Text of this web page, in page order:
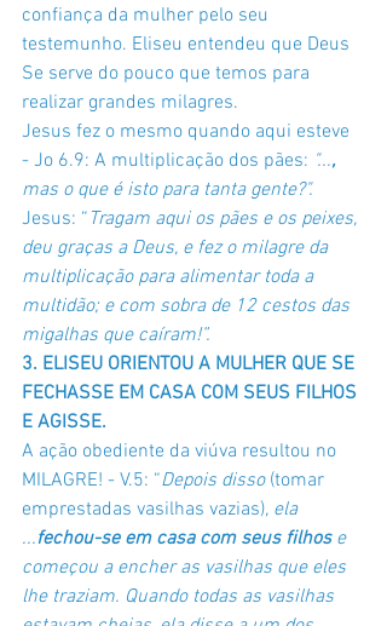
confiança da mulher pelo seu
testemunho. Eliseu entendeu que Deus
Se serve do pouco que temos para
realizar grandes milagres.
Jesus fez o mesmo quando aqui esteve
- Jo 6.9: A multiplicação dos pães: "...,
mas o que é isto para tanta gente?".
Jesus: “ Tragam aqui os pães e os peixes,
deu graças a Deus, e fez o milagre da
multiplicação para alimentar toda a
multidão; e com sobra de 12 cestos das
migalhas que caíram!”.
3. ELISEU ORIENTOU A MULHER QUE SE
FECHASSE EM CASA COM SEUS FILHOS
E AGISSE.
A ação obediente da viúva resultou no
MILAGRE! - V.5: “Depois disso (tomar
emprestadas vasilhas vazias), ela
...fechou-se em casa com seus filhos e
começou a encher as vasilhas que eles
lhe traziam. Quando todas as vasilhas